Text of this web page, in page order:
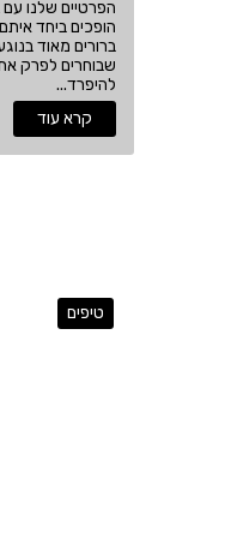
הפרטיים שלנו עם
הופכים ביחד
ברורים מאוד
שבוחרים לפרק
להיפרד...
קרא עוד
טיפים